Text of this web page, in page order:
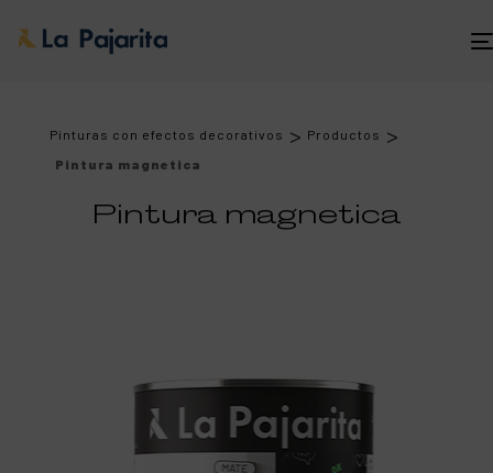
Pinturas con efectos decorativos > Productos >
Pintura magnetica
Pintura magnetica